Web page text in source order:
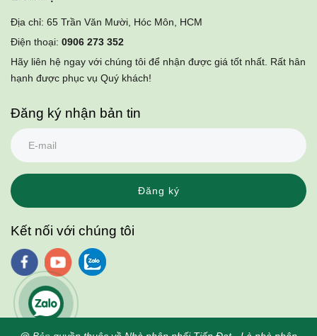
Địa chỉ: 65 Trần Văn Mười, Hóc Môn, HCM
Điện thoại: 0906 273 352
Hãy liên hệ ngay với chúng tôi để nhận được giá tốt nhất. Rất hân
hạnh được phục vụ Quý khách!
Đăng ký nhận bản tin
Đăng ký
Kết nối với chúng tôi